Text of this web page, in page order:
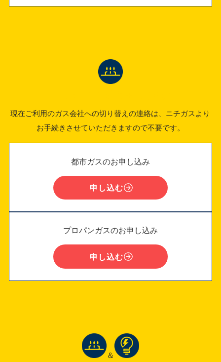
現在ご利用のガス会社への切り替えの連絡は、ニチガスより
お手続きさせていただきますので不要です。
都市ガスのお申し込み
申し込む
プロパンガスのお申し込み
申し込む
＆